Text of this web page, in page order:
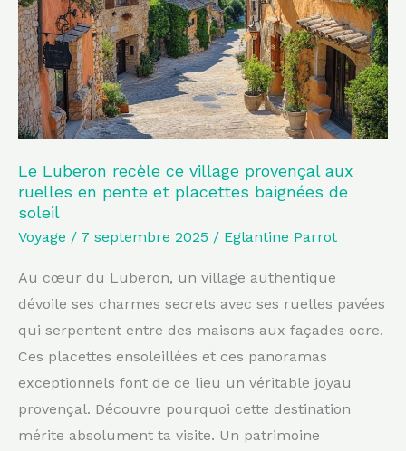
Le Luberon recèle ce village provençal aux
ruelles en pente et placettes baignées de
soleil
Voyage / 7 septembre 2025 / Eglantine Parrot
Au cœur du Luberon, un village authentique
dévoile ses charmes secrets avec ses ruelles pavées
qui serpentent entre des maisons aux façades ocre.
Ces placettes ensoleillées et ces panoramas
exceptionnels font de ce lieu un véritable joyau
provençal. Découvre pourquoi cette destination
mérite absolument ta visite. Un patrimoine
village
provençal
aux
ruelles
en
pente
et
placettes
baignées
de
soleil